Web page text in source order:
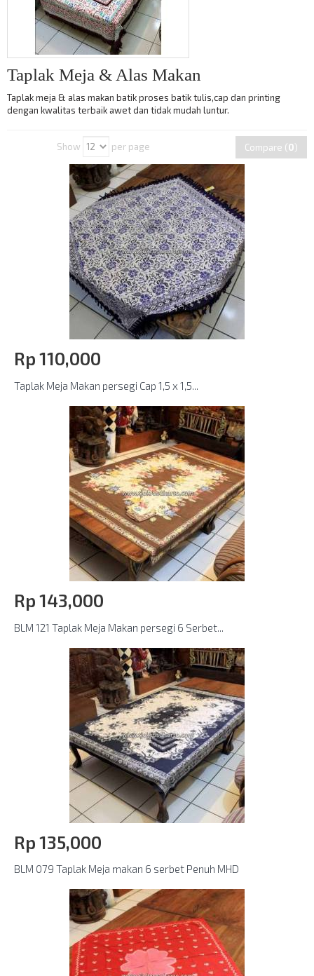
Taplak Meja & Alas Makan
Taplak meja & alas makan batik proses batik tulis,cap dan printing
dengan kwalitas terbaik awet dan tidak mudah luntur.
Show per page Compare (0)
Rp‎ 110,000
Taplak Meja Makan persegi Cap 1,5 x 1,5...
Rp‎ 143,000
BLM 121 Taplak Meja Makan persegi 6 Serbet...
Rp‎ 135,000
BLM 079 Taplak Meja makan 6 serbet Penuh MHD